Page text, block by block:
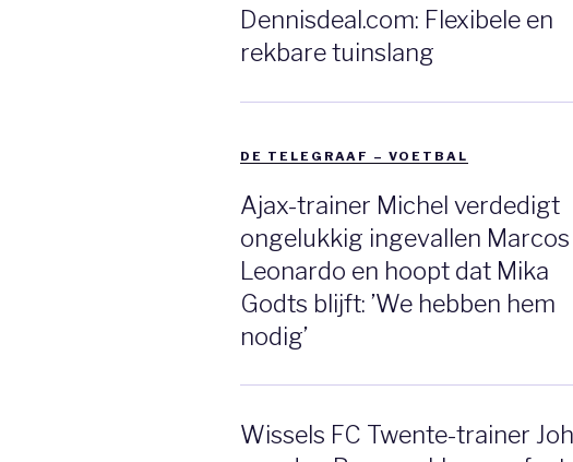
Dennisdeal.com: Flexibele en
rekbare tuinslang
DE TELEGRAAF – VOETBAL
Ajax-trainer Michel verdedigt
ongelukkig ingevallen Marcos
Leonardo en hoopt dat Mika
Godts blijft: ’We hebben hem
nodig’
Wissels FC Twente-trainer